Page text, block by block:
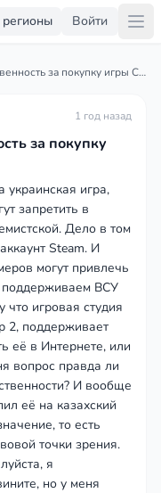
Войти
Возможная ответственность за покупку игры Сталкер 2.
1 год назад
за покупку
украинская игра,
запретить в
Дело в том
Steam. И
могут привлечь
поддерживаем ВСУ
что игровая студия
2, поддерживает
её в Интернете, или
вопрос правда ли
И вообще
её на казахский
то есть
точки зрения.
я
но у меня